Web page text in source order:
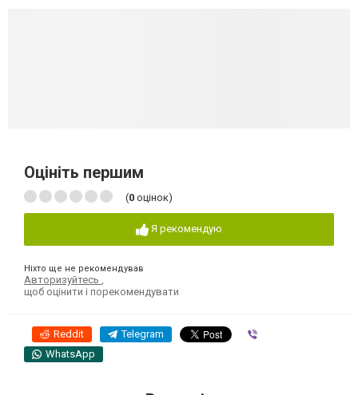
Оцініть першим
(0 оцінок)
Я рекомендую
Ніхто ще не рекомендував
Авторизуйтесь
щоб оцінити і порекомендувати
Reddit Telegram
WhatsApp